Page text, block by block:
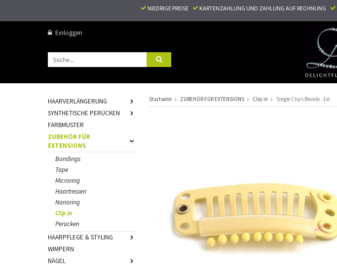
NIEDRIGE PREISE KARTENZAHLUNG UND ZAHLUNG AUF RECHNUNG
Einloggen
HAARVERLÄNGERUNG
SYNTHETISCHE PERÜCKEN
FARBMUSTER
ZUBEHÖR FÜR
EXTENSIONS
Bondings
Tape
Microring
Haartressen
Nanoring
Clip in
Perücken
HAARPFLEGE & STYLING
WIMPERN
NÄGEL
Startseite ZUBEHÖR FÜR EXTENSIONS Clip in Single Clips Blonde - 1st